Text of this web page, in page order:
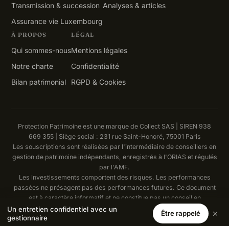
Transmission & succession
Assurance vie Luxembourg
Analyses & articles
À PROPOS
Qui sommes-nous
Notre charte
Bilan patrimonial
LÉGAL
Mentions légales
Confidentialité
RGPD & Cookies
Protection Patrimoine est une marque de Collect SAS | SIREN 938
669 355 | Siège social : 231 rue Saint-Honoré, 75001 Paris
Les souscriptions sont réalisées par l'intermédiaire de conseillers en
gestion de patrimoine indépendants, enregistrés à l'ORIAS et régulés
par l'AMF.
Les investissements comportent des risques. Les performances
passées ne présagent pas des performances futures. Ce document
est à caractère informatif et ne constitue pas un conseil en
investissement.
Un entretien confidentiel avec un
gestionnaire
Être rappelé